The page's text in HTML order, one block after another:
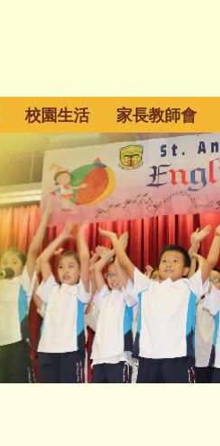
校園生活 家長教師會